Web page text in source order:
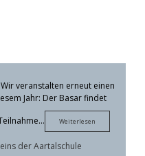
veranstalten erneut einen
Jahr: Der Basar findet
Weiterlesen
Basar
der Aartalschule